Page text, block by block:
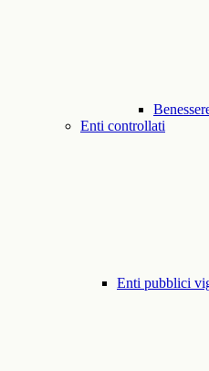
Enti controllati
Enti pubblici